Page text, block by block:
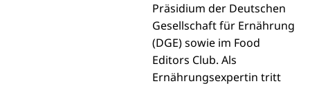
Präsidium der Deutschen
Gesellschaft für Ernährung
(DGE) sowie im Food
Editors Club. Als
Ernährungsexpertin tritt